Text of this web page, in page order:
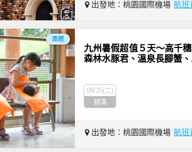
出發地：桃園國際機場 航班
團體
九州暑假超值５天～高千
森林水豚君、溫泉長腳蟹
08/25(二)
額滿
出發地：桃園國際機場 航班